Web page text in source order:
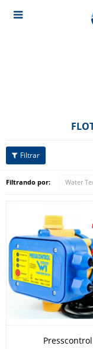

Filtrando por: Water
Presscontrol